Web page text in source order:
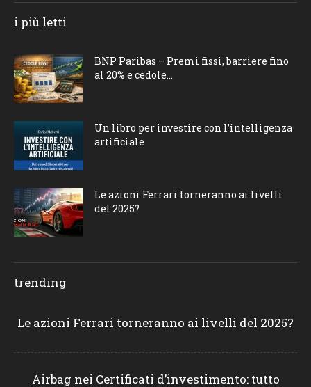
i più letti
BNP Paribas – Premi fissi, barriere fino
al 20% e cedole...
Un libro per investire con l’intelligenza
artificiale
Le azioni Ferrari torneranno ai livelli
del 2025?
trending
Le azioni Ferrari torneranno ai livelli del 2025?
Airbag nei Certificati d’investimento: tutto